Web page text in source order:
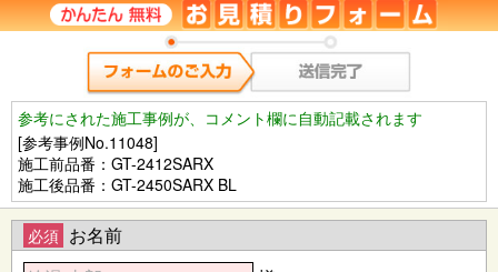
参考にされた施工事例が、コメント欄に自動記載されます
[参考事例No.11048]
施工前品番：GT-2412SARX
施工後品番：GT-2450SARX BL
必須 お名前